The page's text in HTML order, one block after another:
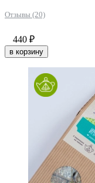
Отзывы (20)
440 ₽
в корзину